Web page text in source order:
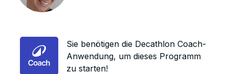
Sie benötigen die Decathlon Coach-
Anwendung, um dieses Programm
zu starten!